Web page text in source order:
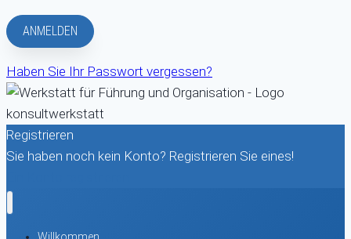
Haben Sie Ihr Passwort vergessen?
Registrieren
Sie haben noch kein Konto? Registrieren Sie eines!